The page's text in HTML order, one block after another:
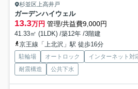
杉並区上高井戸
ガーデンハイウェル
13.3万円 管理/共益費9,000円
41.33㎡ (1LDK) /築12年 /3階建
京王線「上北沢」駅 徒歩16分
駐輪場 オートロック インターネット対
耐震構造
公共下水